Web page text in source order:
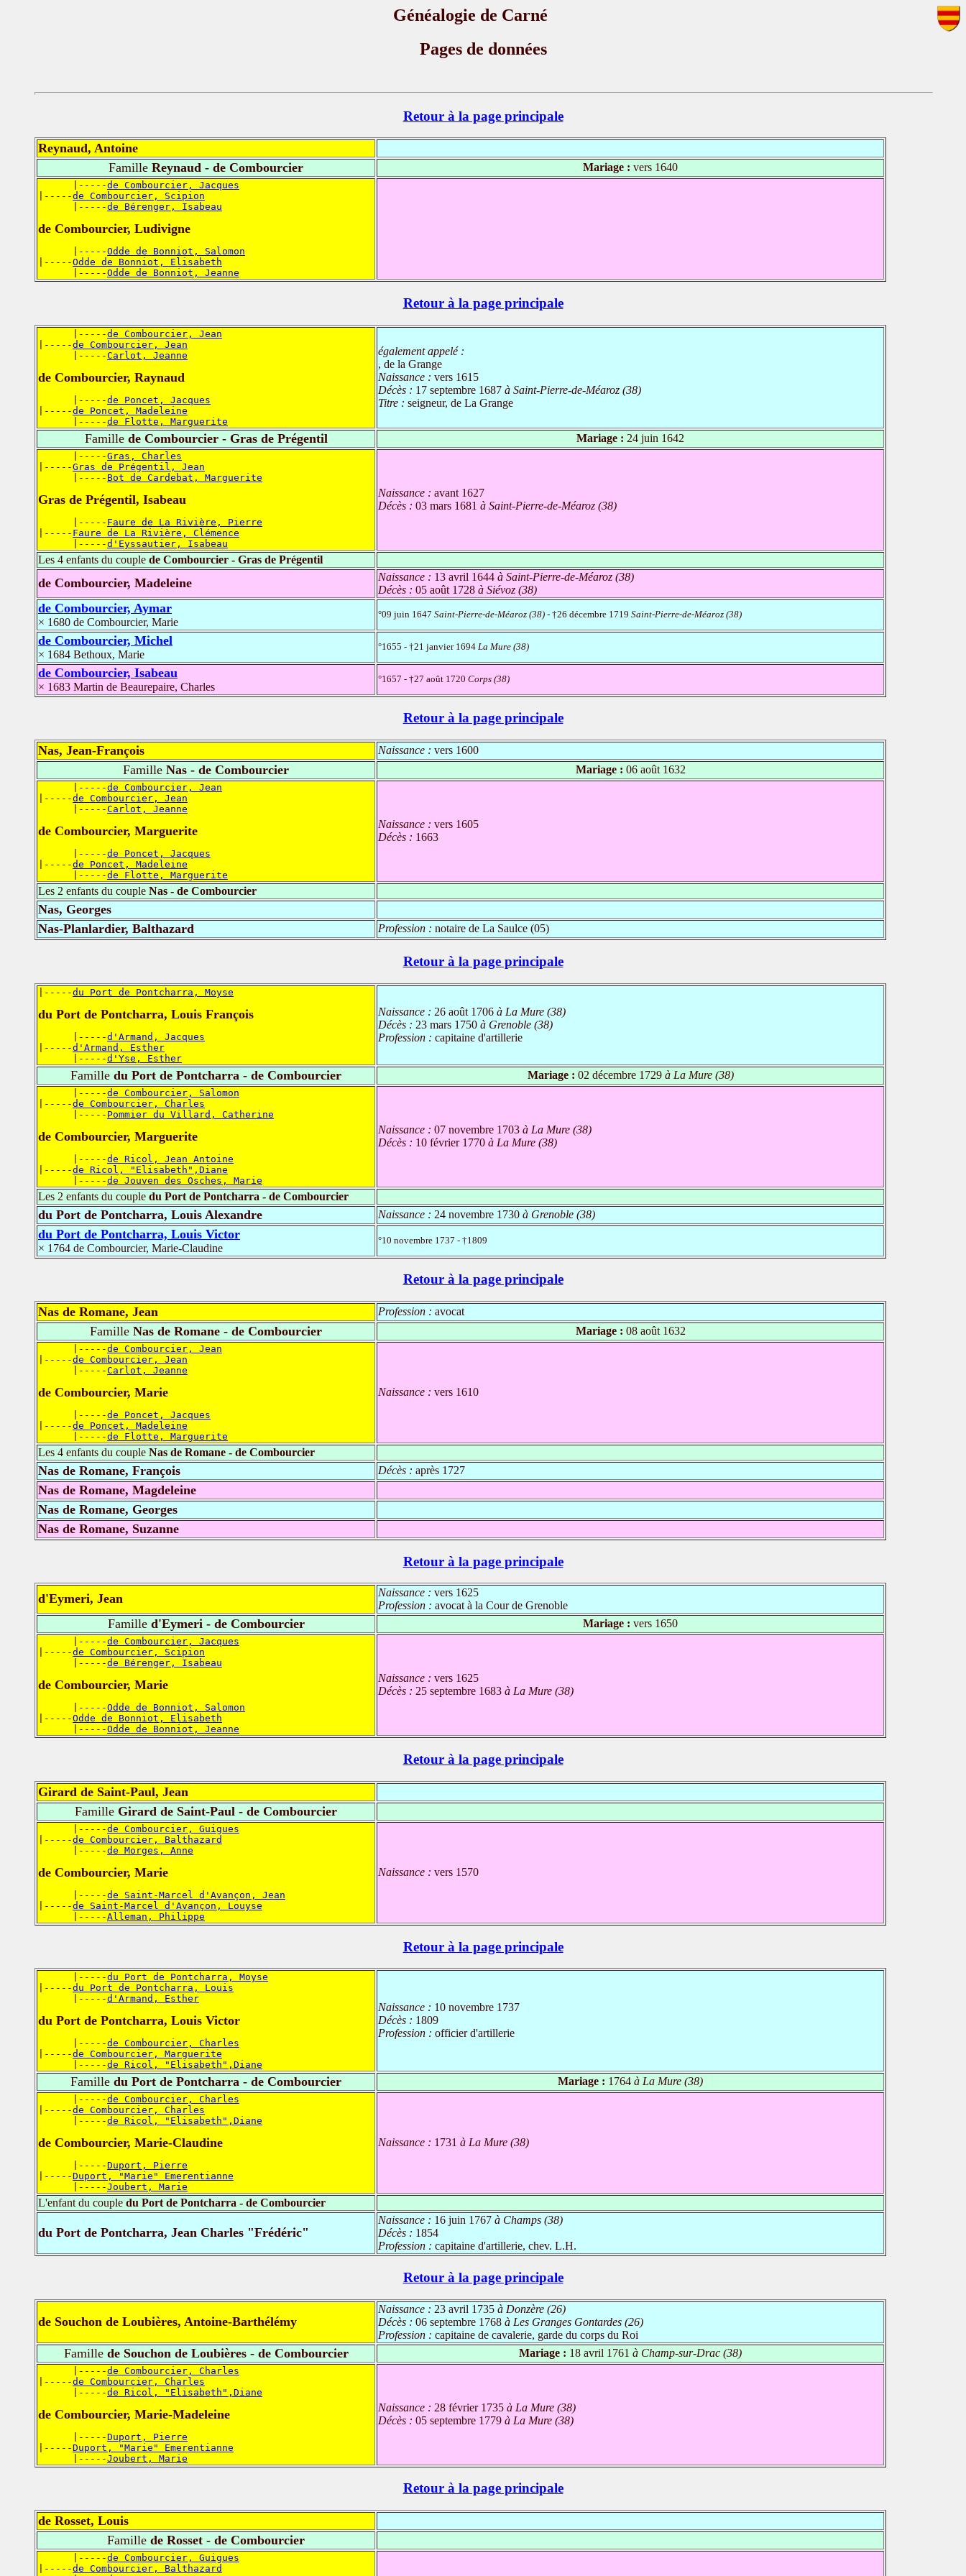
Généalogie de Carné
Pages de données
Retour à la page principale
Reynaud, Antoine
Famille Reynaud - de Combourcier Mariage : vers 1640
      |-----
de Combourcier, Jacques
|-----de Combourcier, Scipion
      |-----
de Bérenger, Isabeau
de Combourcier, Ludivigne
      |-----
Odde de Bonniot, Salomon
|-----Odde de Bonniot, Elisabeth
      |-----
Odde de Bonniot, Jeanne
Retour à la page principale
      |-----
de Combourcier, Jean
|-----de Combourcier, Jean
      |-----
Carlot, Jeanne
de Combourcier, Raynaud
      |-----
de Poncet, Jacques
|-----de Poncet, Madeleine
      |-----
de Flotte, Marguerite
également appelé :
, de la Grange
Naissance : vers 1615
Décès : 17 septembre 1687 à Saint-Pierre-de-Méaroz (38)
Titre : seigneur, de La Grange
Famillede Combourcier - Gras de Prégentil Mariage : 24 juin 1642
      |-----
Gras, Charles
|-----Gras de Prégentil, Jean
      |-----
Bot de Cardebat, Marguerite
Gras de Prégentil, Isabeau
      |-----
Faure de La Rivière, Pierre
|----- Faure de La Rivière, Clémence
      |-----
d'Eyssautier, Isabeau
Naissance : avant 1627
Décès : 03 mars 1681 à Saint-Pierre-de-Méaroz (38)
Les 4 enfants du couple de Combourcier - Gras de Prégentil
de Combourcier, Madeleine Naissance : 13 avril 1644 à Saint-Pierre-de-Méaroz (38)
Décès : 05 août 1728 à Siévoz (38)
de Combourcier, Aymar
× 1680 de Combourcier, Marie
°09 juin 1647 Saint-Pierre-de-Méaroz (38) - †26 décembre 1719 Saint-Pierre-de-Méaroz (38)
de Combourcier, Michel
× 1684 Bethoux, Marie
°1655 - †21 janvier 1694 La Mure (38)
de Combourcier, Isabeau
× 1683 Martin de Beaurepaire, Charles
°1657 - †27 août 1720 Corps (38)
Retour à la page principale
Nas, Jean-François Naissance : vers 1600
Famille Nas - de Combourcier Mariage : 06 août 1632
      |-----
de Combourcier, Jean
|-----de Combourcier, Jean
      |-----
Carlot, Jeanne
de Combourcier, Marguerite
      |-----
de Poncet, Jacques
|-----de Poncet, Madeleine
      |-----
de Flotte, Marguerite
Naissance : vers 1605
Décès : 1663
Les 2 enfants du couple Nas - de Combourcier
Nas, Georges
Nas-Planlardier, Balthazard
Profession : notaire de La Saulce (05)
Retour à la page principale
|-----du Port de Pontcharra, Moyse
du Port de Pontcharra, Louis François
      |-----
d'Armand, Jacques
|-----d'Armand, Esther
      |-----
d'Yse, Esther
Naissance : 26 août 1706 à La Mure (38)
Décès : 23 mars 1750 à Grenoble (38)
Profession : capitaine d'artillerie
Famille du Port de Pontcharra - de Combourcier Mariage : 02 décembre 1729à La Mure (38)
      |-----
de Combourcier, Salomon
|-----de Combourcier, Charles
      |-----
Pommier du Villard, Catherine
de Combourcier, Marguerite
      |-----
de Ricol, Jean Antoine
|-----de Ricol, "Elisabeth",Diane
      |-----
de Jouven des Osches, Marie
Naissance : 07 novembre 1703 à La Mure (38)
Décès : 10 février 1770 à La Mure (38)
Les 2 enfants du couple du Port de Pontcharra - de Combourcier
du Port de Pontcharra, Louis Alexandre Naissance : 24 novembre 1730 à Grenoble (38)
du Port de Pontcharra, Louis Victor
× 1764 de Combourcier, Marie-Claudine
°10 novembre 1737 - †1809
Retour à la page principale
Nas de Romane, Jean Profession : avocat
Famille Nas de Romane - de Combourcier Mariage : 08 août 1632
      |-----
de Combourcier, Jean
|-----de Combourcier, Jean
      |-----
Carlot, Jeanne
de Combourcier, Marie
      |-----
de Poncet, Jacques
|-----de Poncet, Madeleine
      |-----
de Flotte, Marguerite
Naissance : vers 1610
Les 4 enfants du couple Nas de Romane - de Combourcier
Nas de Romane, François Décès : après 1727
Nas de Romane, Magdeleine
Nas de Romane, Georges
Nas de Romane, Suzanne
Retour à la page principale
d'Eymeri, Jean Naissance : vers 1625
Profession : avocat à la Cour de Grenoble
Familled'Eymeri - de Combourcier Mariage : vers 1650
      |-----
de Combourcier, Jacques
|-----de Combourcier, Scipion
      |-----
de Bérenger, Isabeau
de Combourcier, Marie
      |-----
Odde de Bonniot, Salomon
|-----Odde de Bonniot, Elisabeth
      |-----
Odde de Bonniot, Jeanne
Naissance : vers 1625
Décès : 25 septembre 1683 à La Mure (38)
Retour à la page principale
Girard de Saint-Paul, Jean
Famille Girard de Saint-Paul - de Combourcier
      |-----
de Combourcier, Guigues
|-----de Combourcier, Balthazard
      |-----
de Morges, Anne
de Combourcier, Marie
      |-----
de Saint-Marcel d'Avançon, Jean
|-----de Saint-Marcel d'Avançon, Louyse
      |-----
Alleman, Philippe
Naissance : vers 1570
Retour à la page principale
      |-----
du Port de Pontcharra, Moyse
|-----du Port de Pontcharra, Louis
      |-----
d'Armand, Esther
du Port de Pontcharra, Louis Victor
      |-----
de Combourcier, Charles
|-----de Combourcier, Marguerite
      |-----
de Ricol, "Elisabeth",Diane
Naissance : 10 novembre 1737
Décès : 1809
Profession : officier d'artillerie
Famille du Port de Pontcharra - de Combourcier Mariage : 1764 à La Mure (38)
      |-----
de Combourcier, Charles
|-----de Combourcier, Charles
      |-----
de Ricol, "Elisabeth",Diane
de Combourcier, Marie-Claudine
      |-----
Duport, Pierre
|-----Duport, "Marie" Emerentianne
      |-----
Joubert, Marie
Naissance : 1731 à La Mure (38)
L'enfant du couple du Port de Pontcharra - de Combourcier
du Port de Pontcharra, Jean Charles "Frédéric"
Naissance : 16 juin 1767 à Champs (38)
Décès : 1854
Profession : capitaine d'artillerie, chev. L.H.
Retour à la page principale
de Souchon de Loubières, Antoine-Barthélémy
Naissance : 23 avril 1735 à Donzère (26)
Décès : 06 septembre 1768 à Les Granges Gontardes (26)
Profession : capitaine de cavalerie, garde du corps du Roi
Famillede Souchon de Loubières - de Combourcier Mariage : 18 avril 1761 à Champ-sur-Drac (38)
      |-----
de Combourcier, Charles
|-----de Combourcier, Charles
      |-----
de Ricol, "Elisabeth",Diane
de Combourcier, Marie-Madeleine
      |-----
Duport, Pierre
|-----Duport, "Marie" Emerentianne
      |-----
Joubert, Marie
Naissance : 28 février 1735 à La Mure (38)
Décès : 05 septembre 1779 à La Mure (38)
Retour à la page principale
de Rosset, Louis
Famille de Rosset - de Combourcier
      |-----
de Combourcier, Guigues
|-----de Combourcier, Balthazard